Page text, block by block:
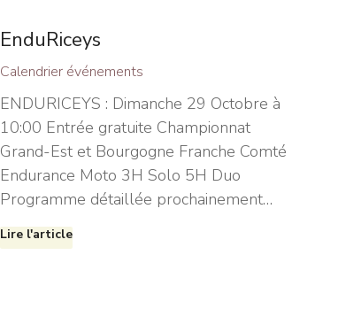
EnduRiceys
Calendrier événements
ENDURICEYS : Dimanche 29 Octobre à
10:00 Entrée gratuite Championnat
Grand-Est et Bourgogne Franche Comté
Endurance Moto 3H Solo 5H Duo
Programme détaillée prochainement…
Lire l'article